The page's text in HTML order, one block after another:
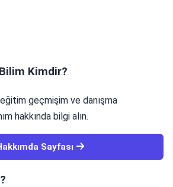
Kimdir?
geçmişim ve danışma
hakkında bilgi alın.
Sayfası